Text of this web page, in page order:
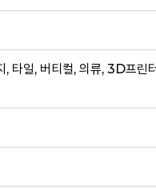
, 타일, 버티컬, 의류, 3D프린